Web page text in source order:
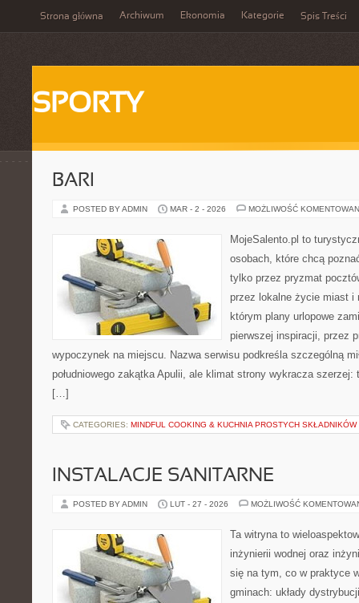
Strona główna Archiwum Ekonomia Kategorie Spis Treści
SPORTY
BARI
POSTED BY ADMIN MAR - 2 - 2026 MOŻLIWOŚĆ
MojeSalento.pl to
osobach, które chcą
tylko przez pryzmat
przez lokalne życie miast i
którym plany urlopowe
pierwszej inspiracji, przez
wypoczynek na miejscu. Nazwa serwisu podkreśla szczególną
południowego zakątka Apulii, ale klimat strony wykracza szerzej:
[…]
CATEGORIES: MINDFUL COOKING & KUCHNIA PROSTYCH SKŁADNIKÓW
INSTALACJE SANITARNE
POSTED BY ADMIN LUT - 27 - 2026 MOŻLIWOŚĆ
Ta witryna to
inżynierii wodnej oraz
się na tym, co w praktyce
gminach: układy